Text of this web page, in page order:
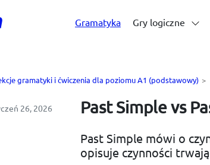
Gramatyka Gry logiczne
gramatyki i ćwiczenia dla poziomu A1 (podstawowy) >
26, 2026
Past Simple vs
Past Simple mówi o
opisuje czynności